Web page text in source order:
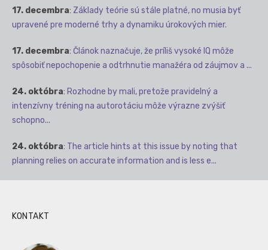
17. decembra: Základy teórie sú stále platné, no musia byť
upravené pre moderné trhy a dynamiku úrokových mier.
17. decembra: Článok naznačuje, že príliš vysoké IQ môže
spôsobiť nepochopenie a odtrhnutie manažéra od záujmov a ...
24. októbra: Rozhodne by mali, pretože pravidelný a
intenzívny tréning na autorotáciu môže výrazne zvýšiť
schopno...
24. októbra: The article hints at this issue by noting that
planning relies on accurate information and is less e...
KONTAKT